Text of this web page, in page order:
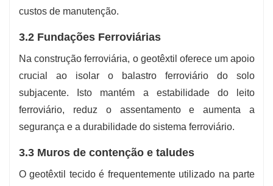
custos de manutenção.
3.2 Fundações Ferroviárias
Na construção ferroviária, o geotêxtil oferece um apoio
crucial ao isolar o balastro ferroviário do solo
subjacente. Isto mantém a estabilidade do leito
ferroviário, reduz o assentamento e aumenta a
segurança e a durabilidade do sistema ferroviário.
3.3 Muros de contenção e taludes
O geotêxtil tecido é frequentemente utilizado na parte